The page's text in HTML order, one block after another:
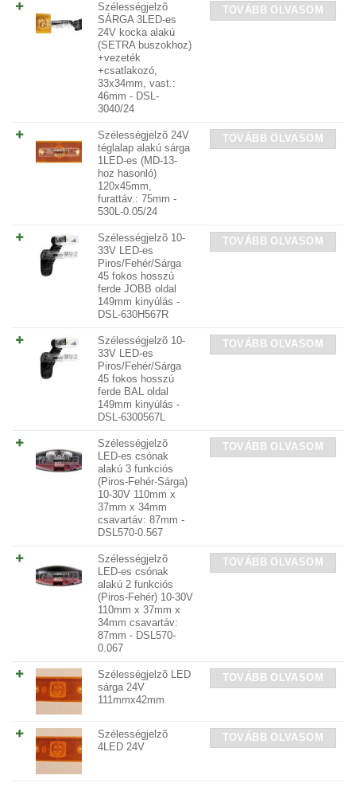
Szélességjelzõ
SÁRGA 3LED-es
24V kocka alakú
(SETRA buszokhoz)
+vezeték
+csatlakozó,
33x34mm, vast.:
46mm - DSL-
3040/24
TOVÁBB OLVASOM
Szélességjelzõ 24V
téglalap alakú sárga
1LED-es (MD-13-
hoz hasonló)
120x45mm,
furattáv.: 75mm -
530L-0.05/24
TOVÁBB OLVASOM
Szélességjelzõ 10-
33V LED-es
Piros/Fehér/Sárga
45 fokos hosszú
ferde JOBB oldal
149mm kinyúlás -
DSL-630H567R
TOVÁBB OLVASOM
Szélességjelzõ 10-
33V LED-es
Piros/Fehér/Sárga
45 fokos hosszú
ferde BAL oldal
149mm kinyúlás -
DSL-6300567L
TOVÁBB OLVASOM
Szélességjelzõ
LED-es csónak
alakú 3 funkciós
(Piros-Fehér-Sárga)
10-30V 110mm x
37mm x 34mm
csavartáv: 87mm -
DSL570-0.567
TOVÁBB OLVASOM
Szélességjelzõ
LED-es csónak
alakú 2 funkciós
(Piros-Fehér) 10-30V
110mm x 37mm x
34mm csavartáv:
87mm - DSL570-
0.067
TOVÁBB OLVASOM
Szélességjelzõ LED
sárga 24V
111mmx42mm
TOVÁBB OLVASOM
Szélességjelzõ
4LED 24V
TOVÁBB OLVASOM